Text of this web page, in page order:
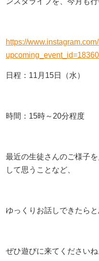
https://
日程：11月15日（水）
時間：15時～20分程度
最近の生徒さんのご様子
して思うことなど、
ゆっくりお話しできたらと
ぜひ遊びに来てくださいね